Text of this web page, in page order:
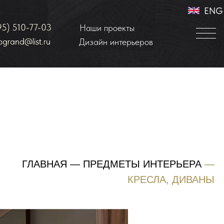
Расчёт стоимости
510-77-03
510-77-03
Наши проекты
Дизайн интерьеров
ENG
ГЛАВНАЯ — ПРЕДМЕТЫ ИНТЕРЬЕРА —
КРЕСЛА, ДИВАНЫ